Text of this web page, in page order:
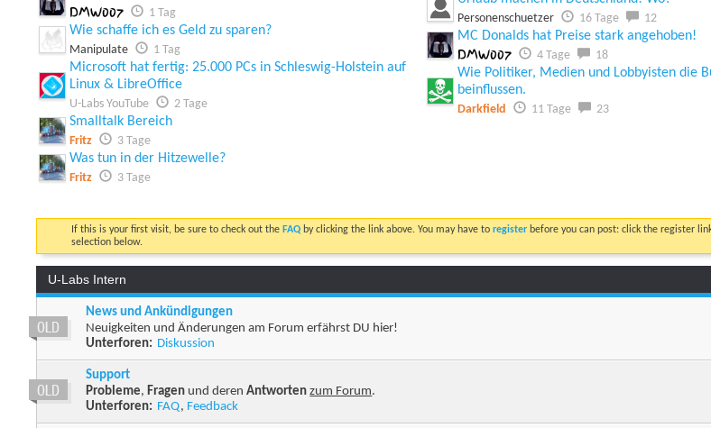
DMW007 1 Tag
Wie schaffe ich es Geld zu sparen?
Manipulate 1 Tag
Microsoft hat fertig: 25.000 PCs in Schleswig-Holstein auf
Linux & LibreOffice
U-Labs YouTube 2 Tage
Smalltalk Bereich
Fritz 3 Tage
Was tun in der Hitzewelle?
Fritz 3 Tage
Personenschuetzer 16 Tage 12
MC Donalds hat Preise stark angehoben!
DMW007 4 Tage 18
Wie Politiker, Medien und Lobbyisten die
beinflussen.
Darkfield 11 Tage 23
If this is your first visit, be sure to check out the FAQ by clicking the link above. You may have toregister before you can post: click the register
selection below.
U-Labs Intern
News und Ankündigungen
Neuigkeiten und Änderungen am Forum erfährst DU hier!
Unterforen: Diskussion
Support
Probleme,Fragen und derenAntworten zum Forum.
Unterforen: FAQ, Feedback